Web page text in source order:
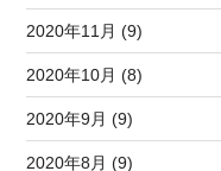
2020年11月 (9)
2020年10月 (8)
2020年9月 (9)
2020年8月 (9)